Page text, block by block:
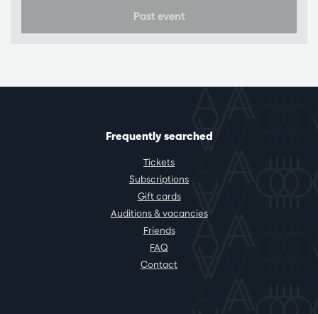
Past event
Frequently searched
Tickets
Subscriptions
Gift cards
Auditions & vacancies
Friends
FAQ
Contact